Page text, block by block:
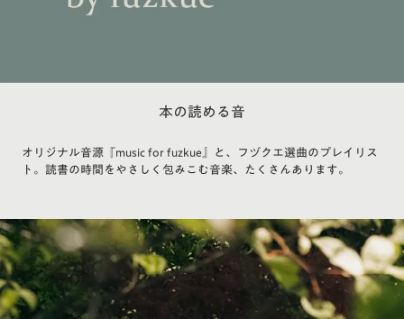
本の読める音
オリジナル音源『music for fuzkue』と、フヅクエ選曲のプレイリス
ト。読書の時間をやさしく包みこむ音楽、たくさんあります。